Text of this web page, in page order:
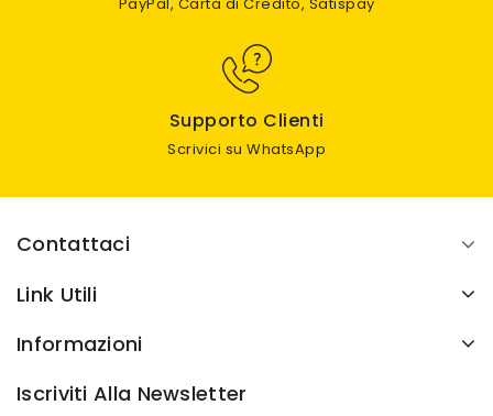
Supporto Clienti
Scrivici su WhatsApp
Contattaci
Link Utili
Informazioni
Iscriviti Alla Newsletter